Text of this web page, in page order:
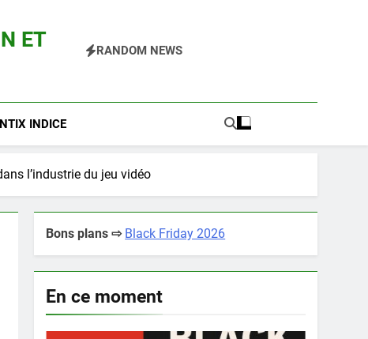
ET
RANDOM NEWS
INDICE
l’industrie du jeu vidéo
Bons plans ⇨ Black Friday 2026
En ce moment